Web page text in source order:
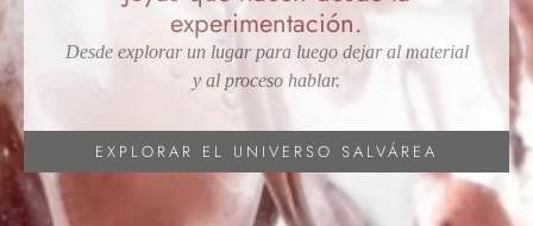
experimentación.
Desde explorar un lugar para luego dejar al material
y al proceso hablar.
EXPLORAR EL UNIVERSO SALVÁREA